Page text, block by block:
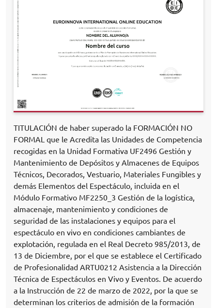
TITULACIÓN de haber superado la FORMACIÓN NO
FORMAL que le Acredita las Unidades de Competencia
recogidas en la Unidad Formativa UF2496 Gestión y
Mantenimiento de Depósitos y Almacenes de Equipos
Técnicos, Decorados, Vestuario, Materiales Fungibles y
demás Elementos del Espectáculo, incluida en el
Módulo Formativo MF2250_3 Gestión de la logística,
almacenaje, mantenimiento y condiciones de
seguridad de las instalaciones y equipos para el
espectáculo en vivo en condiciones cambiantes de
explotación, regulada en el Real Decreto 985/2013, de
13 de Diciembre, por el que se establece el Certificado
de Profesionalidad ARTU0212 Asistencia a la Dirección
Técnica de Espectáculos en Vivo y Eventos. De acuerdo
a la Instrucción de 22 de marzo de 2022, por la que se
determinan los criterios de admisión de la formación